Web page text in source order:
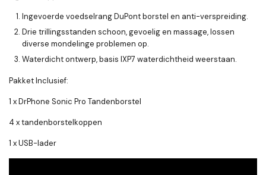
Ingevoerde voedselrang DuPont borstel en anti-verspreiding.
Drie trillingsstanden schoon, gevoelig en massage, lossen
diverse mondelinge problemen op.
Waterdicht ontwerp, basis IXP7 waterdichtheid weerstaan.
Pakket Inclusief:
1 x DrPhone Sonic Pro Tandenborstel
4 x tandenborstelkoppen
1 x USB-lader